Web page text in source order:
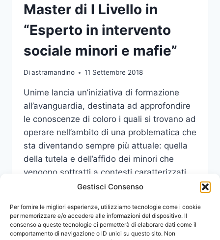
Gestisci Consenso
Per fornire le migliori esperienze, utilizziamo tecnologie come i cookie
per memorizzare e/o accedere alle informazioni del dispositivo. Il
consenso a queste tecnologie ci permetterà di elaborare dati come il
comportamento di navigazione o ID unici su questo sito. Non
Master di I Livello in
“Esperto in intervento
sociale minori e mafie”
Diastramandino 11 Settembre 2018
Unime lancia un’iniziativa di formazione
all’avanguardia, destinata ad approfondire
le conoscenze di coloro i quali si trovano ad
operare nell’ambito di una problematica che
sta diventando sempre più attuale: quella
della tutela e dell’affido dei minori che
vengono sottratti a contesti caratterizzati
da mafia e fenomeni criminali.
LEGGI DI PIÙMASTER
DI
I
LIVELLO